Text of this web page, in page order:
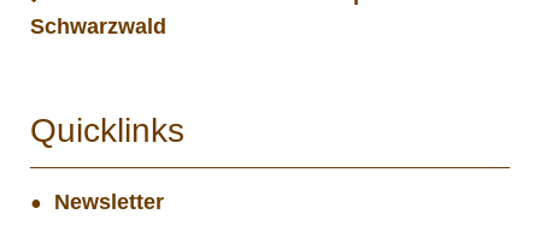
Schwarzwald
Quicklinks
Newsletter